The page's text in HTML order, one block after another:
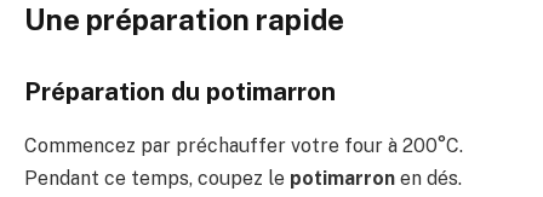
Une préparation rapide
Préparation du potimarron
Commencez par préchauffer votre four à 200°C.
Pendant ce temps, coupez le potimarron en dés.